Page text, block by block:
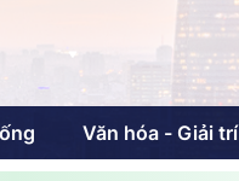
Văn hóa - Giải trí